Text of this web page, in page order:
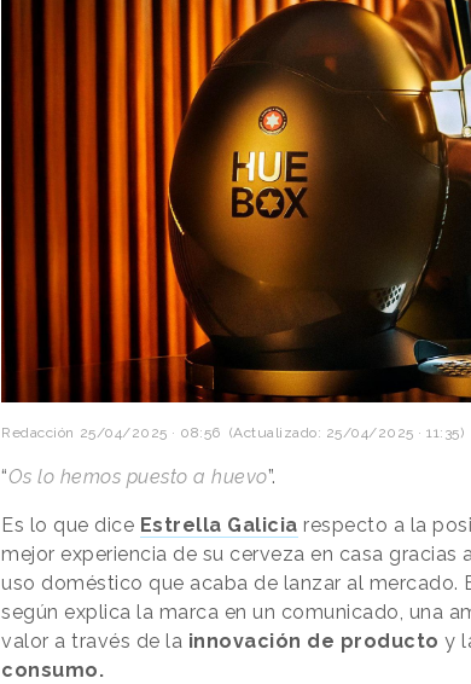
Redacción 25/04/2025 · 08:56 (Actualizado: 25/04/2025 · 11:35)
“Os lo hemos puesto a huevo”.
Es lo que dice Estrella Galicia respecto a la
mejor experiencia de su cerveza en casa gracias
uso doméstico que acaba de lanzar al mercado.
según explica la marca en un comunicado, una
valor a través de la innovación de producto y
consumo.